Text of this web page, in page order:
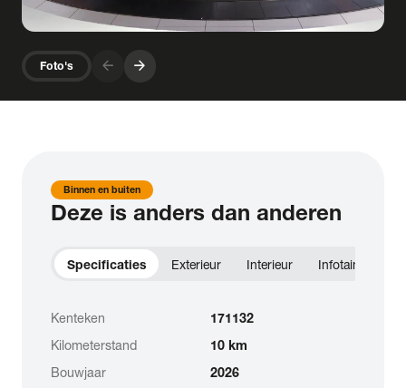
Foto's arrow_forward arrow_forward
Binnen en buiten
Deze is anders dan anderen
Specificaties Exterieur Interieur Infotainment
Kenteken
171132
Kilometerstand
10 km
Bouwjaar
2026